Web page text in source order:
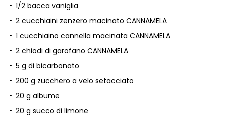
1/2 bacca vaniglia
2 cucchiaini zenzero macinato CANNAMELA
1 cucchiaino cannella macinata CANNAMELA
2 chiodi di garofano CANNAMELA
5 g di bicarbonato
200 g zucchero a velo setacciato
20 g albume
20 g succo di limone